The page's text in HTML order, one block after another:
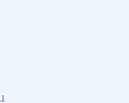
1